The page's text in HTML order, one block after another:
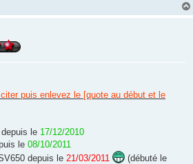
puis enlevez le [quote au début et le
le 17/12/2010
le 08/10/2011
depuis le 21/03/2011
(débuté le